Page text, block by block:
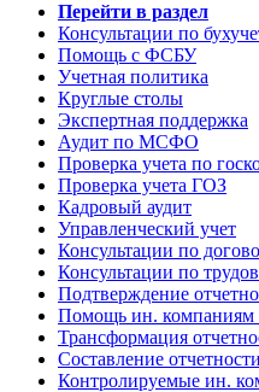
Перейти в раздел
Консультации по
Помощь с ФСБУ
Учетная политика
Круглые столы
Экспертная поддержка
Аудит по МСФО
Проверка учета по
Проверка учета ГОЗ
Кадровый аудит
Управленческий учет
Консультации по
Консультации по
Подтверждение
Помощь ин.
Трансформация
Составление
Контролируемые ин.